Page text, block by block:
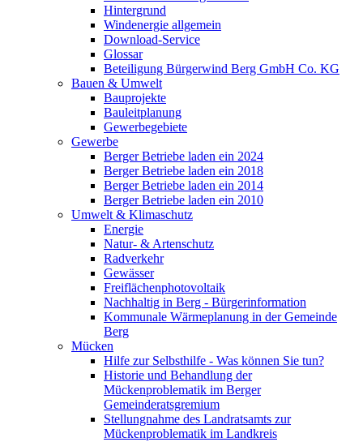
Hintergrund
Windenergie allgemein
Download-Service
Glossar
Beteiligung Bürgerwind Berg GmbH Co. KG
Bauen & Umwelt
Bauprojekte
Bauleitplanung
Gewerbegebiete
Gewerbe
Berger Betriebe laden ein 2024
Berger Betriebe laden ein 2018
Berger Betriebe laden ein 2014
Berger Betriebe laden ein 2010
Umwelt & Klimaschutz
Energie
Natur- & Artenschutz
Radverkehr
Gewässer
Freiflächenphotovoltaik
Nachhaltig in Berg - Bürgerinformation
Kommunale Wärmeplanung in der Gemeinde
Berg
Mücken
Hilfe zur Selbsthilfe - Was können Sie tun?
Historie und Behandlung der
Mückenproblematik im Berger
Gemeinderatsgremium
Stellungnahme des Landratsamts zur
Mückenproblematik im Landkreis